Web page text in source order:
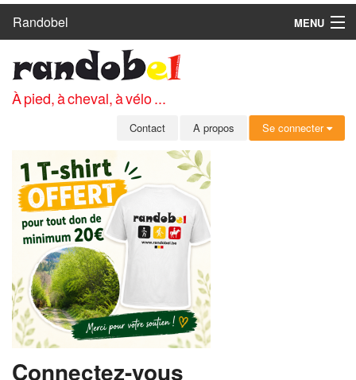
Randobel
MENU
CIRCUITS
CLUBS
MEMBRES
SE CONNECTER
INSCRIPTION GRATUITE
MOT DE PASSE OUBLIÉ
À pied, à cheval, à vélo ...
Contact A propos Se connecter
Connectez-vous